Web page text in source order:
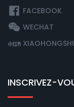
FACEBOOK
WECHAT
INSCRIVEZ-